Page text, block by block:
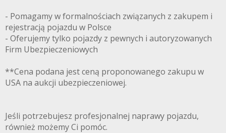
- Pomagamy w formalnościach związanych z zakupem i
rejestracją pojazdu w Polsce
- Oferujemy tylko pojazdy z pewnych i autoryzowanych
Firm Ubezpieczeniowych
**Cena podana jest ceną proponowanego zakupu w
USA na aukcji ubezpieczeniowej.
Jeśli potrzebujesz profesjonalnej naprawy pojazdu,
również możemy Ci pomóc.